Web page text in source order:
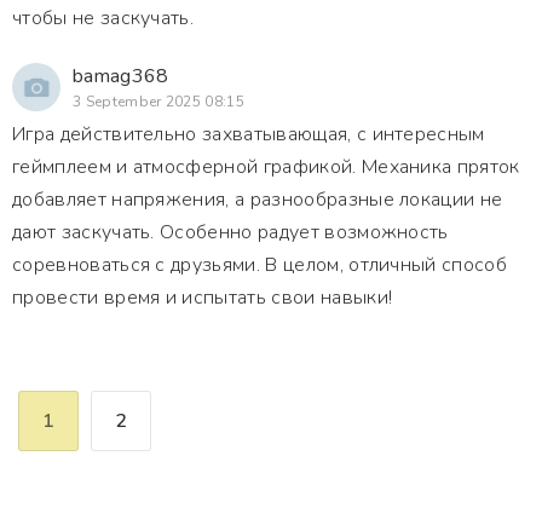
чтобы не заскучать.
bamag368
3 September 2025 08:15
Игра действительно захватывающая, с интересным
геймплеем и атмосферной графикой. Механика пряток
добавляет напряжения, а разнообразные локации не
дают заскучать. Особенно радует возможность
соревноваться с друзьями. В целом, отличный способ
провести время и испытать свои навыки!
1 2